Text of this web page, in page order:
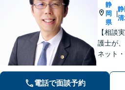
静
岡
県
|
【相談
護士が
ネット
談くだ
対応。
電話で面談予約